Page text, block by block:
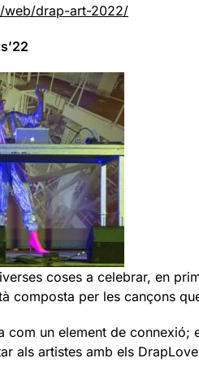
drap-art-2022/
coses a celebrar, en
composta per les cançons
com un element de
als artistes amb els